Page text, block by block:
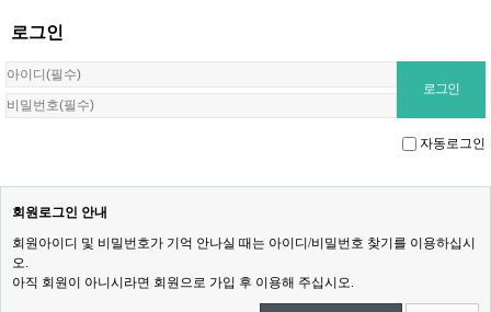
로그인
자동로그인
회원로그인 안내
회원아이디 및 비밀번호가 기억 안나실 때는 아이디/비밀번호 찾기를 이용하십시
오.
아직 회원이 아니시라면 회원으로 가입 후 이용해 주십시오.